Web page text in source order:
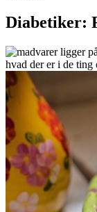
Diabetiker: